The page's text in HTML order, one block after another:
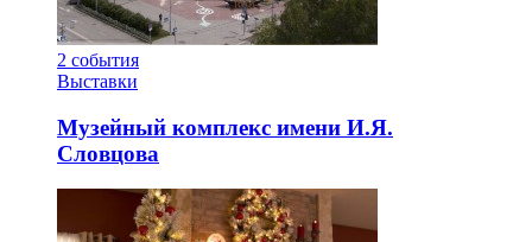
2 события
Выставки
Музейный комплекс имени И.Я.
Словцова